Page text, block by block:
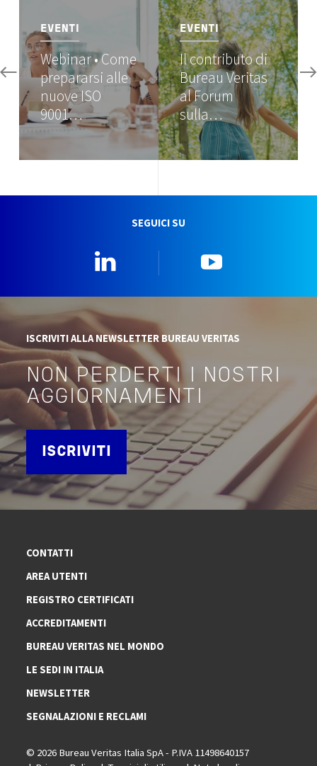
EVENTI
Webinar • Come
prepararsi alle
nuove ISO
9001…
EVENTI
Il contributo di
Bureau Veritas
al Forum
sulla…
SEGUICI SU
ISCRIVITI ALLA NEWSLETTER BUREAU VERITAS
NON PERDERTI I NOSTRI
AGGIORNAMENTI
ISCRIVITI
CONTATTI
AREA UTENTI
REGISTRO CERTIFICATI
ACCREDITAMENTI
BUREAU VERITAS NEL MONDO
LE SEDI IN ITALIA
NEWSLETTER
SEGNALAZIONI E RECLAMI
© 2026 Bureau Veritas Italia SpA - P.IVA 11498640157